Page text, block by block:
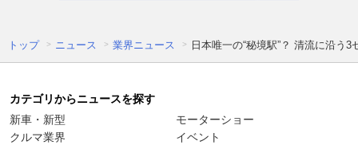
トップ ニュース 業界ニュース 日本唯一の“秘境駅”？ 清流に沿う
カテゴリからニュースを探す
新車・新型
クルマ業界
モーターショー
イベント